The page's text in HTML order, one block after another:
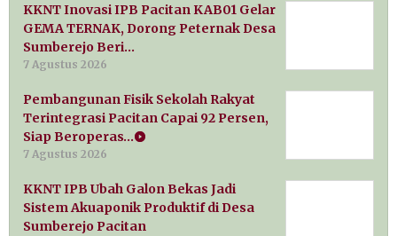
KKNT Inovasi IPB Pacitan KAB01 Gelar
GEMA TERNAK, Dorong Peternak Desa
Sumberejo Beri…
7 Agustus 2026
Pembangunan Fisik Sekolah Rakyat
Terintegrasi Pacitan Capai 92 Persen,
Siap Beroperas…
7 Agustus 2026
KKNT IPB Ubah Galon Bekas Jadi
Sistem Akuaponik Produktif di Desa
Sumberejo Pacitan